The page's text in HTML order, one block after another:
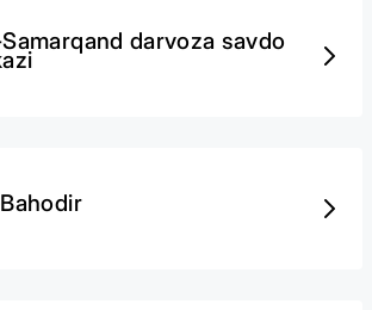
darvoza savdo